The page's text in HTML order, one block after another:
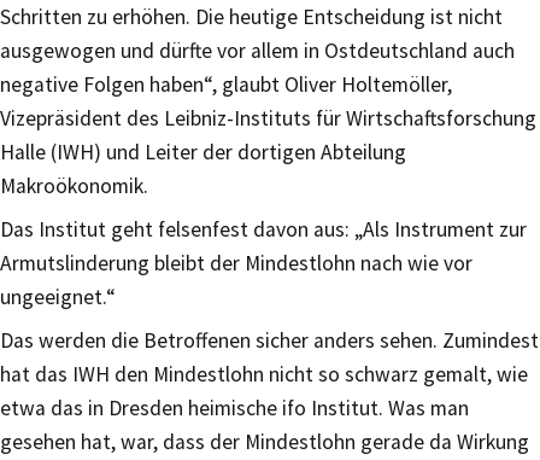
Schritten zu erhöhen. Die heutige Entscheidung ist nicht
ausgewogen und dürfte vor allem in Ostdeutschland auch
negative Folgen haben“, glaubt Oliver Holtemöller,
Vizepräsident des Leibniz-Instituts für Wirtschaftsforschung
Halle (IWH) und Leiter der dortigen Abteilung
Makroökonomik.
Das Institut geht felsenfest davon aus: „Als Instrument zur
Armutslinderung bleibt der Mindestlohn nach wie vor
ungeeignet.“
Das werden die Betroffenen sicher anders sehen. Zumindest
hat das IWH den Mindestlohn nicht so schwarz gemalt, wie
etwa das in Dresden heimische ifo Institut. Was man
gesehen hat, war, dass der Mindestlohn gerade da Wirkung